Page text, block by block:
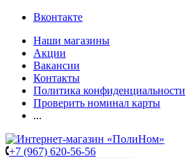
Вконтакте
Наши магазины
Акции
Вакансии
Контакты
Политика конфиденциальности
Проверить номинал карты
...
+7 (967) 620-56-56